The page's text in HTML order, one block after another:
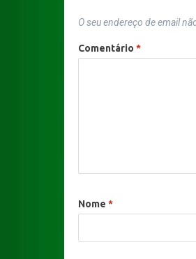
O seu endereço de email
Comentário *
Nome *